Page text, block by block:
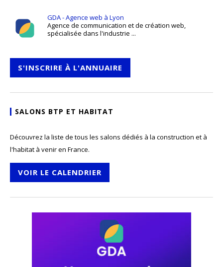
GDA - Agence web à Lyon
Agence de communication et de création web,
spécialisée dans l'industrie ...
S'INSCRIRE À L'ANNUAIRE
SALONS BTP ET HABITAT
Découvrez la liste de tous les salons dédiés à la construction et à
l'habitat à venir en France.
VOIR LE CALENDRIER